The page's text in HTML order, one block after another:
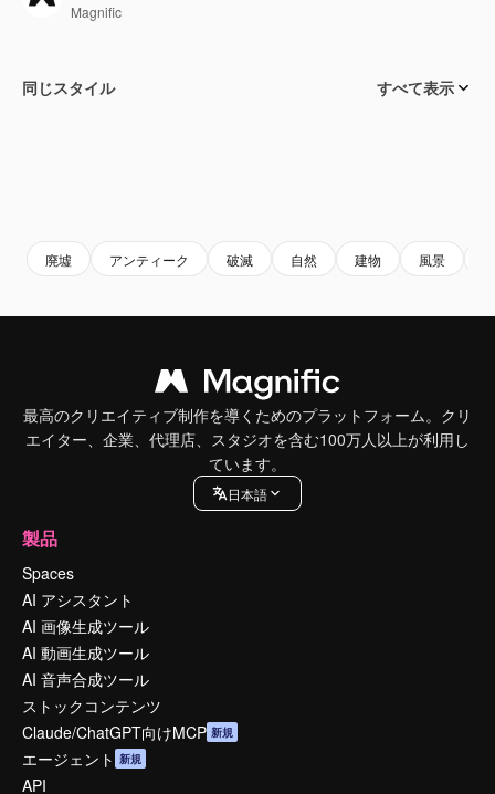
Magnific
同じスタイル すべて表示
廃墟 アンティーク 破滅 自然 建物 風景
最高のクリエイティブ制作を導くためのプラットフォーム。クリ
エイター、企業、代理店、スタジオを含む100万人以上が利用し
ています。
日本語
製品
Spaces
AI アシスタント
AI 画像生成ツール
AI 動画生成ツール
AI 音声合成ツール
ストックコンテンツ
Claude/ChatGPT向けMCP 新規
エージェント 新規
API